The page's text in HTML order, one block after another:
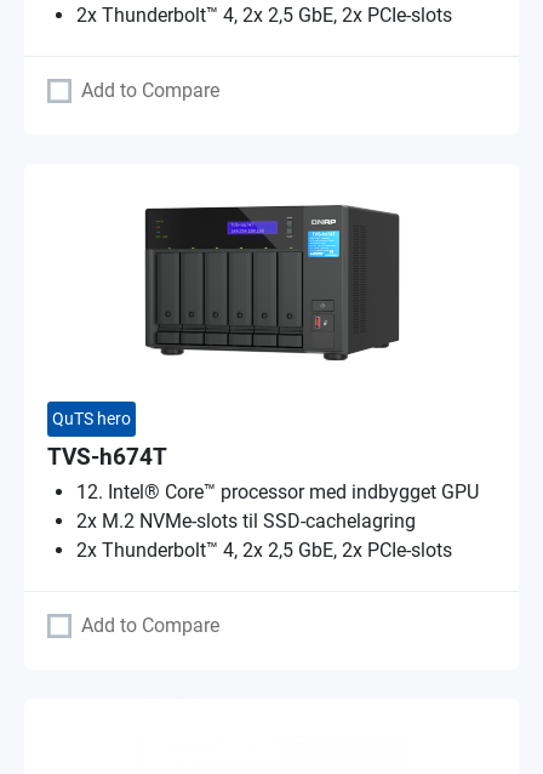
2x Thunderbolt™ 4, 2x 2,5 GbE, 2x PCIe-slots
Add to Compare
QuTS hero
TVS-h674T
12. Intel® Core™ processor med indbygget GPU
2x M.2 NVMe-slots til SSD-cachelagring
2x Thunderbolt™ 4, 2x 2,5 GbE, 2x PCIe-slots
Add to Compare